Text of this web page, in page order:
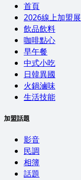
首頁
2026線上加盟展
飲品飲料
咖啡點心
早午餐
中式小吃
日韓異國
火鍋滷味
生活技能
加盟話題
影音
民調
相簿
話題